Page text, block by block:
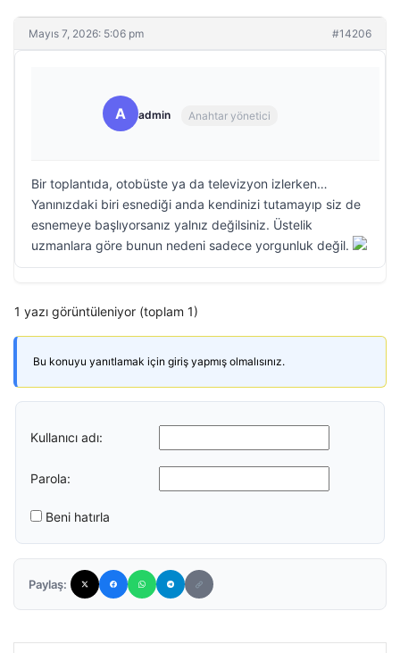
Mayıs 7, 2026: 5:06 pm #14206
A admin Anahtar yönetici
Bir toplantıda, otobüste ya da televizyon izlerken…
Yanınızdaki biri esnediği anda kendinizi tutamayıp siz de
esnemeye başlıyorsanız yalnız değilsiniz. Üstelik
uzmanlara göre bunun nedeni sadece yorgunluk değil.
1 yazı görüntüleniyor (toplam 1)
Bu konuyu yanıtlamak için giriş yapmış olmalısınız.
Kullanıcı adı:
Parola:
Beni hatırla
Paylaş: